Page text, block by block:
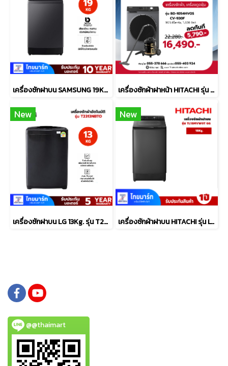
เครื่องซักฝาบน SAMSUNG 19Kg. รุ่น WA40F19E7CST เครื่องซักผ้าฝาหน้า HITACHI รุ่น BD-1054HVOS 10.5 กก. 1400RPM อินเวอร์เตอร์ พร้อม เครื่องดูดฝุ่น รุ่น CV-930F
New
เครื่องซักฝาบน LG 13Kg. รุ่น T2313NBTO
New
เครื่องซักผ้าฝาบน HITACHI รุ่น LTL 15MVW0T GG 15 กก.
@@thaimart